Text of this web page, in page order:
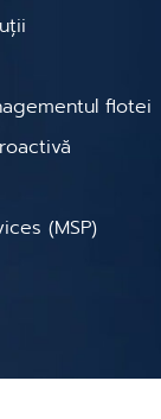
flotei
(MSP)